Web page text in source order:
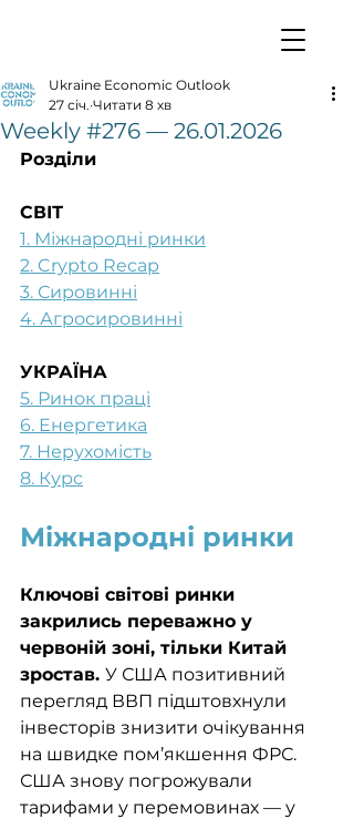
Weekly #276 — 26.01.2026
Ukraine Economic Outlook
27 січ. Читати 8 хв
Розділи
СВІТ
1. Міжнародні ринки
2. Crypto Recap
3. Сировинні
4. Агросировинні
УКРАЇНА
5. Ринок праці
6. Енергетика
7. Нерухомість
8. Курс
Міжнародні ринки
Ключові світові ринки
закрились переважно у
червоній зоні, тільки Китай
зростав. У США позитивний
перегляд ВВП підштовхнули
інвесторів знизити очікування
на швидке пом’якшення ФРС.
США знову погрожували
тарифами у перемовинах — у